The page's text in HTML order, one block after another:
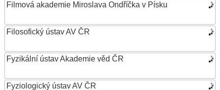
Filmová akademie Miroslava Ondříčka v Písku
Filosofický ústav AV ČR
Fyzikální ústav Akademie věd ČR
Fyziologický ústav AV ČR